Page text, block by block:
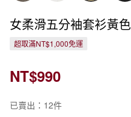
女柔滑五分袖套衫黃色
超取滿NT$1,000免運
NT$990
已賣出：12件